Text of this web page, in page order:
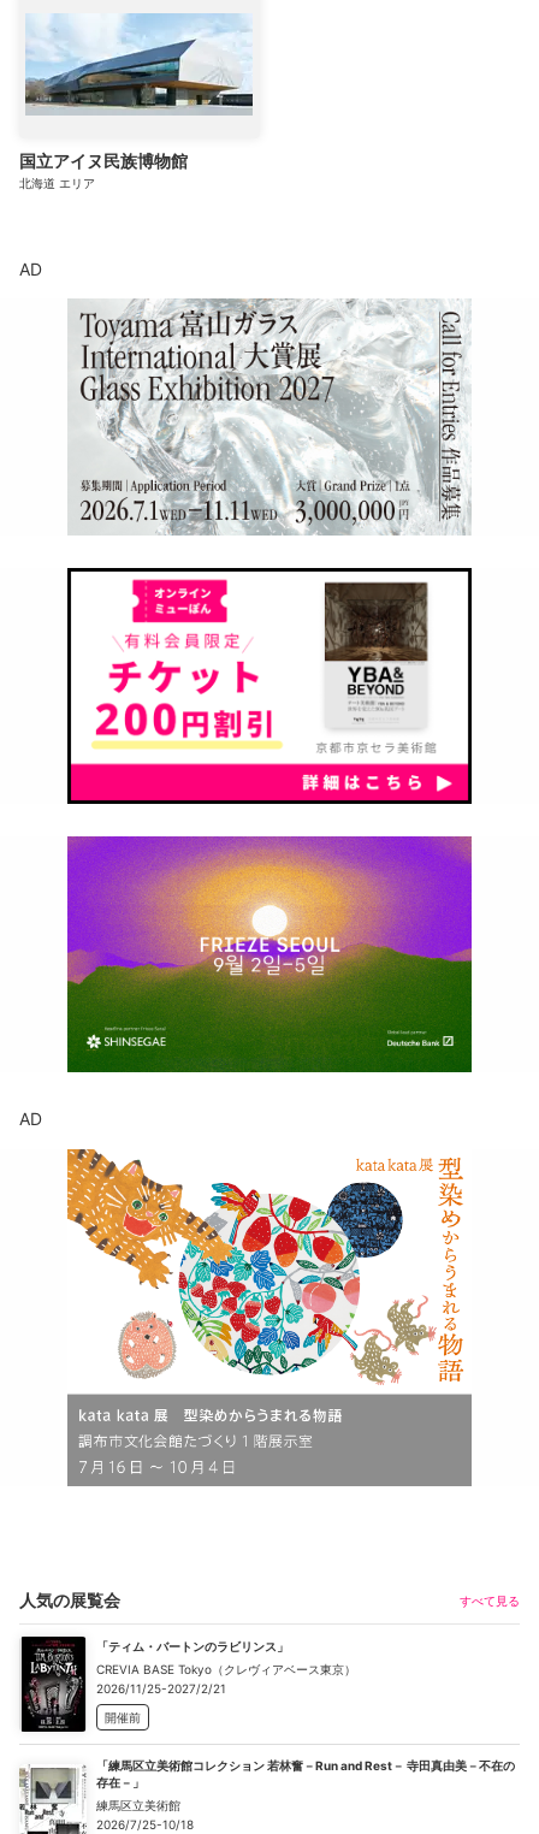
国立アイヌ民族博物館
北海道 エリア
AD
AD
人気の展覧会 すべて見る
「ティム・バートンのラビリンス」
CREVIA BASE Tokyo（クレヴィアベース東京）
2026/11/25-2027/2/21
開催前
「練馬区立美術館コレクション 若林奮－Run and Rest－ 寺田真由美－不在の
存在－」
練馬区立美術館
2026/7/25-10/18